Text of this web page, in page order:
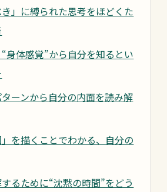
き」に縛られた思考をほどくた
身体感覚”から自分を知るとい
ーンから自分の内面を読み解
」を描くことでわかる、自分の
るために“沈黙の時間”をどう